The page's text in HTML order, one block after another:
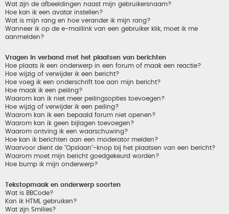
Wat zijn de afbeeldingen naast mijn gebruikersnaam?
Hoe kan ik een avatar instellen?
Wat is mijn rang en hoe verander ik mijn rang?
Wanneer ik op de e-maillink van een gebruiker klik, moet ik me
aanmelden?
Vragen in verband met het plaatsen van berichten
Hoe plaats ik een onderwerp in een forum of maak een reactie?
Hoe wijzig of verwijder ik een bericht?
Hoe voeg ik een onderschrift toe aan mijn bericht?
Hoe maak ik een peiling?
Waarom kan ik niet meer peilingsopties toevoegen?
Hoe wijzig of verwijder ik een peiling?
Waarom kan ik een bepaald forum niet openen?
Waarom kan ik geen bijlagen toevoegen?
Waarom ontving ik een waarschuwing?
Hoe kan ik berichten aan een moderator melden?
Waarvoor dient de "Opslaan"-knop bij het plaatsen van een bericht?
Waarom moet mijn bericht goedgekeurd worden?
Hoe bump ik mijn onderwerp?
Tekstopmaak en onderwerp soorten
Wat is BBCode?
Kan ik HTML gebruiken?
Wat zijn Smilies?